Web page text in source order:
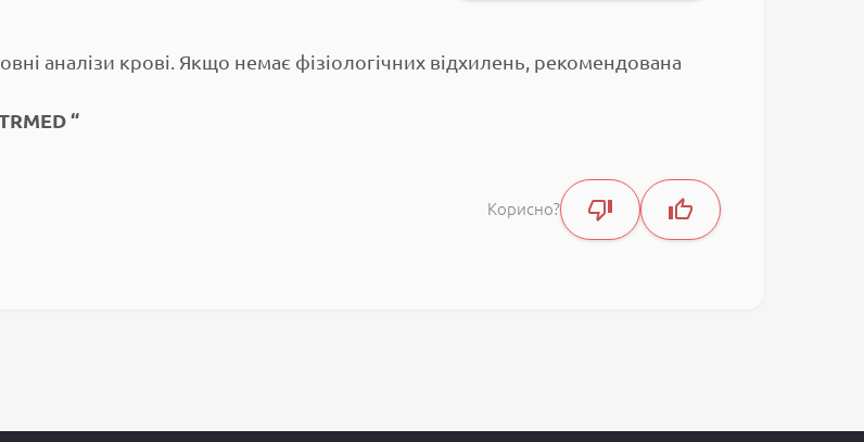
аналізи крові. Якщо немає фізіологічних відхилень, рекомендована
Корисно?